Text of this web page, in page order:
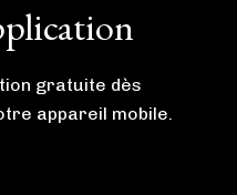
gratuite dès
appareil mobile.